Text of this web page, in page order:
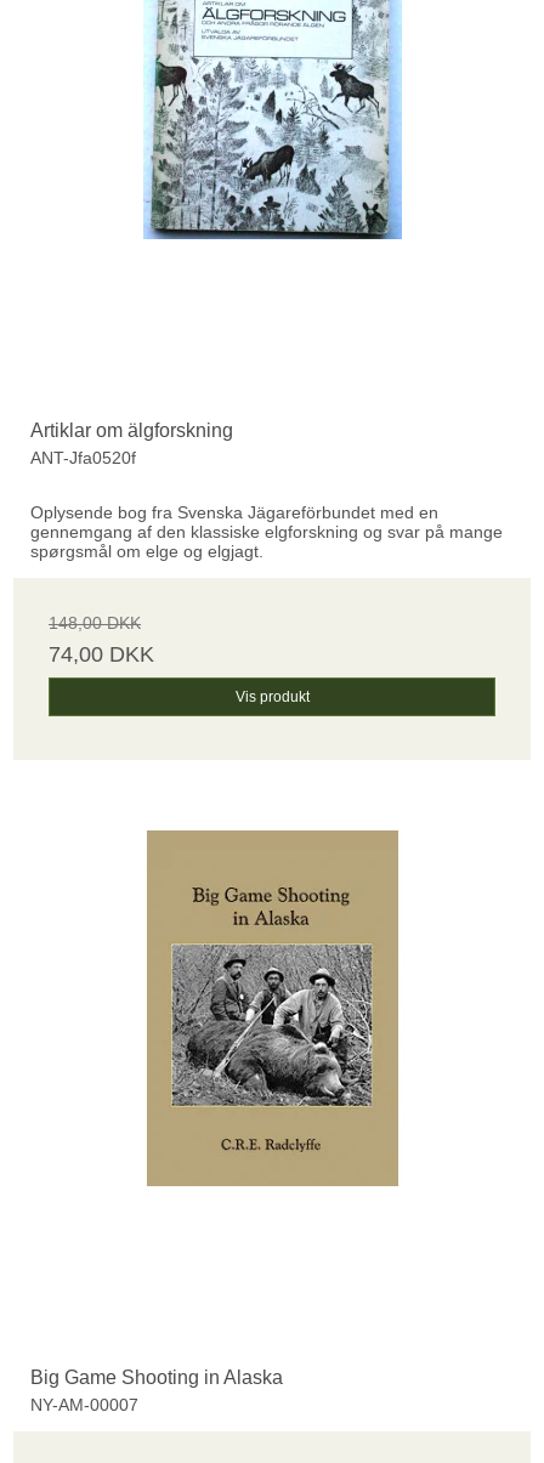
Artiklar om älgforskning
ANT-Jfa0520f
Oplysende bog fra Svenska Jägareförbundet med en
gennemgang af den klassiske elgforskning og svar på mange
spørgsmål om elge og elgjagt.
148,00 DKK
74,00 DKK
Vis produkt
Big Game Shooting in Alaska
NY-AM-00007